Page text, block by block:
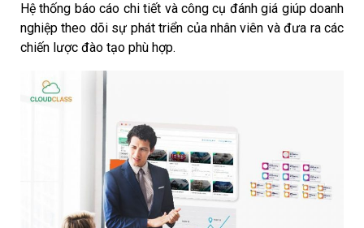
Hệ thống báo cáo chi tiết và công cụ đánh giá giúp doanh
nghiệp theo dõi sự phát triển của nhân viên và đưa ra các
chiến lược đào tạo phù hợp.